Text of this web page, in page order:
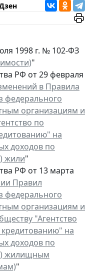
1998 г. № 102-ФЗ
"
РФ от 29 февраля
в Правила
федерального
организациям и
по
на
доходов по
жили"
РФ от 13 марта
Правил
федерального
организациям и
"Агентство
на
доходов по
жилищным
"